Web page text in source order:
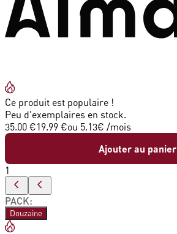
Ce produit est populaire !
Peu d'exemplaires en stock.
35.00 €19.99 €ou 5.13€ /mois
Ajouter au panier
1
PACK:
Douzaine